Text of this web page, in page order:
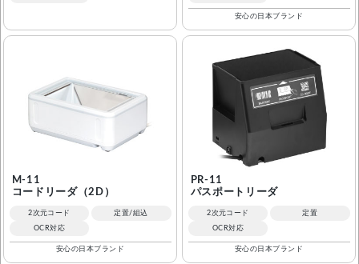
安心の日本ブランド
M-11
コードリーダ（2D）
2次元コード 定置/組込
OCR対応
安心の日本ブランド
PR-11
パスポートリーダ
2次元コード 定置
OCR対応
安心の日本ブランド